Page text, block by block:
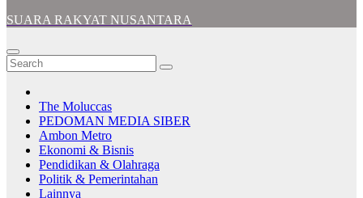
SUARA RAKYAT NUSANTARA
The Moluccas
PEDOMAN MEDIA SIBER
Ambon Metro
Ekonomi & Bisnis
Pendidikan & Olahraga
Politik & Pemerintahan
Lainnya